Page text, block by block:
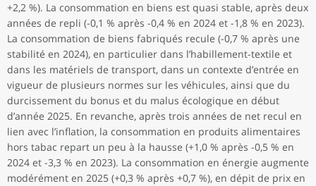
+2,2 %). La consommation en biens est quasi stable, après deux
années de repli (-0,1 % après -0,4 % en 2024 et -1,8 % en 2023).
La consommation de biens fabriqués recule (-0,7 % après une
stabilité en 2024), en particulier dans l’habillement-textile et
dans les matériels de transport, dans un contexte d’entrée en
vigueur de plusieurs normes sur les véhicules, ainsi que du
durcissement du bonus et du malus écologique en début
d’année 2025. En revanche, après trois années de net recul en
lien avec l’inflation, la consommation en produits alimentaires
hors tabac repart un peu à la hausse (+1,0 % après -0,5 % en
2024 et -3,3 % en 2023). La consommation en énergie augmente
modérément en 2025 (+0,3 % après +0,7 %), en dépit de prix en